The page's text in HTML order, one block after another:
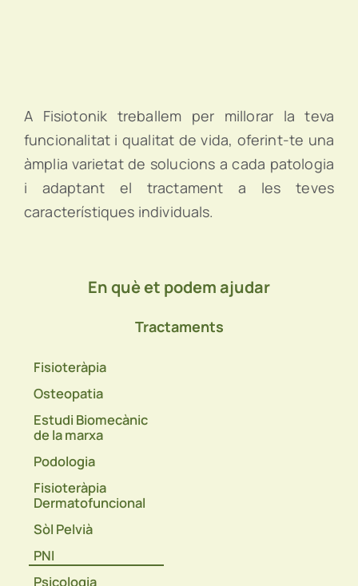
A Fisiotonik treballem per millorar la teva
funcionalitat i qualitat de vida, oferint-te una
àmplia varietat de solucions a cada patologia
i adaptant el tractament a les teves
característiques individuals.
En què et podem ajudar
Tractaments
Fisioteràpia
Osteopatia
Estudi Biomecànic
de la marxa
Podologia
Fisioteràpia
Dermatofuncional
Sòl Pelvià
PNI
Psicologia